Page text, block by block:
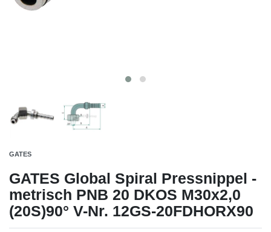
GATES
GATES Global Spiral Pressnippel -
metrisch PNB 20 DKOS M30x2,0
(20S)90° V-Nr. 12GS-20FDHORX90